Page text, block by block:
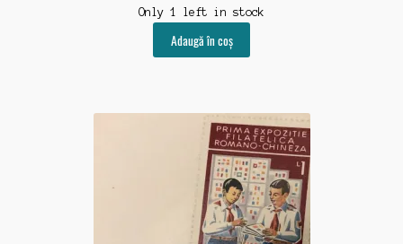
Only 1 left in stock
Adaugă în coș